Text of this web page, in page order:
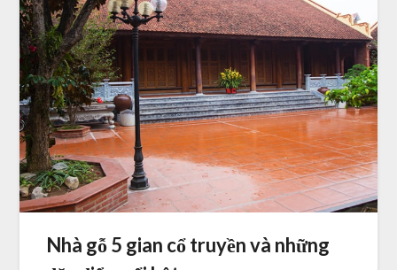
Nhà gỗ 5 gian cổ truyền và những